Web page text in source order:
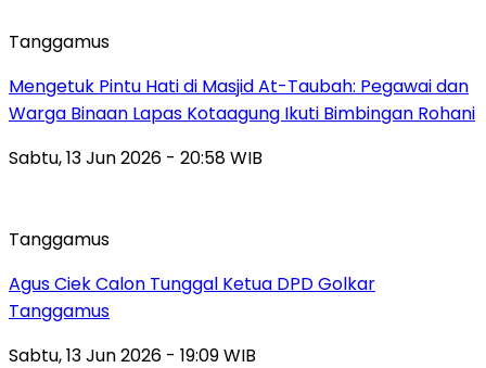
Tanggamus
Mengetuk Pintu Hati di Masjid At-Taubah: Pegawai dan
Warga Binaan Lapas Kotaagung Ikuti Bimbingan Rohani
Sabtu, 13 Jun 2026 - 20:58 WIB
Tanggamus
Agus Ciek Calon Tunggal Ketua DPD Golkar
Tanggamus
Sabtu, 13 Jun 2026 - 19:09 WIB